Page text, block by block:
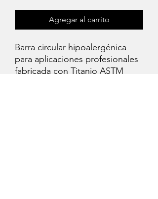
Agregar al carrito
Barra circular hipoalergénica
para aplicaciones profesionales
fabricada con Titanio ASTM